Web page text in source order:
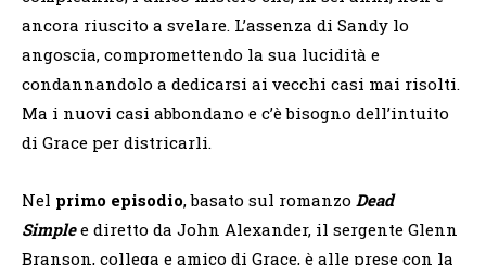
ancora riuscito a svelare. L’assenza di Sandy lo
angoscia, compromettendo la sua lucidità e
condannandolo a dedicarsi ai vecchi casi mai risolti.
Ma i nuovi casi abbondano e c’è bisogno dell’intuito
di Grace per districarli.
Nel primo episodio, basato sul romanzo Dead
Simplee diretto da John Alexander, il sergente Glenn
Branson, collega e amico di Grace, è alle prese con la